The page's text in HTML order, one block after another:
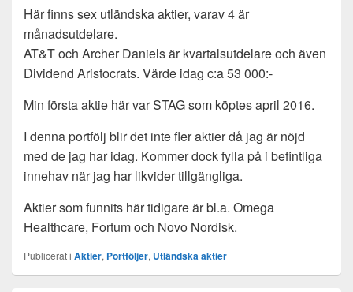
Här finns sex utländska aktier, varav 4 är
månadsutdelare.
AT&T och Archer Daniels är kvartalsutdelare och även
Dividend Aristocrats. Värde idag c:a 53 000:-
Min första aktie här var STAG som köptes april 2016.
I denna portfölj blir det inte fler aktier då jag är nöjd
med de jag har idag. Kommer dock fylla på i befintliga
innehav när jag har likvider tillgängliga.
Aktier som funnits här tidigare är bl.a. Omega
Healthcare, Fortum och Novo Nordisk.
Publicerat i Aktier, Portföljer, Utländska aktier